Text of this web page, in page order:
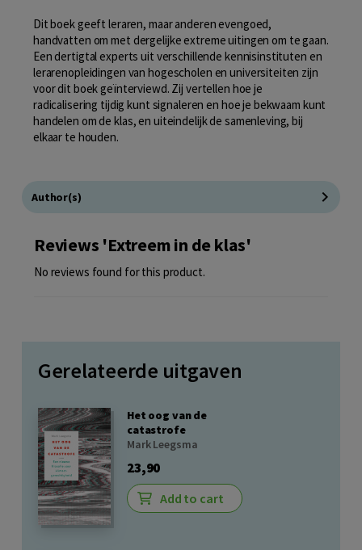
Dit boek geeft leraren, maar anderen evengoed,
handvatten om met dergelijke extreme uitingen om te gaan.
Een dertigtal experts uit verschillende kennisinstituten en
lerarenopleidingen van hogescholen en universiteiten zijn
voor dit boek geïnterviewd. Zij vertellen hoe je
radicalisering tijdig kunt signaleren en hoe je bekwaam kunt
handelen om de klas, en uiteindelijk de samenleving, bij
elkaar te houden.
Author(s)
Reviews 'Extreem in de klas'
No reviews found for this product.
Gerelateerde uitgaven
Het oog van de
catastrofe
Mark Leegsma
23,90
Add to cart